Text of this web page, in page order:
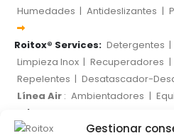
Gestionar
Humedades | Antideslizantes |
Roitox® Services: Detergentes |
Limpieza Inox | Recuperadores |
Repelentes | Desatascador-
Línea Air : Ambientadores |
Roitox® Industry:
Desengrasantes Pavimentos